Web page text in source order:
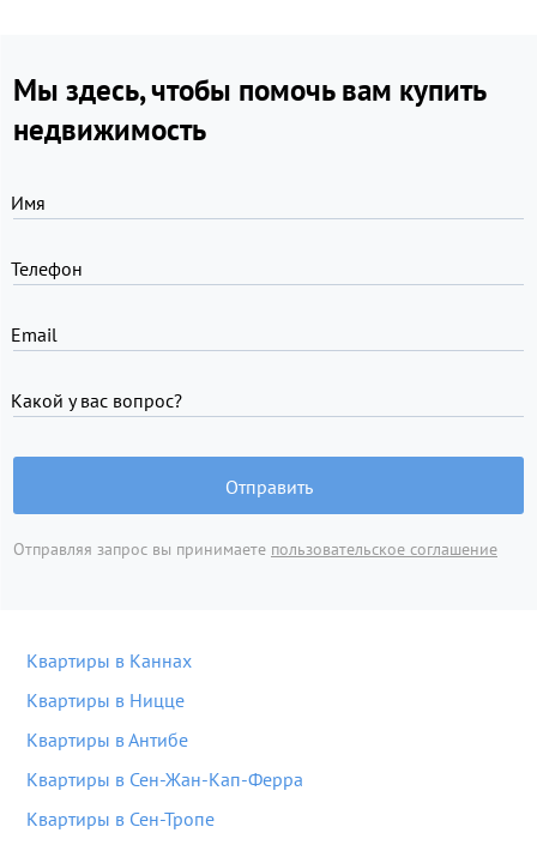
Мы здесь, чтобы помочь вам купить
недвижимость
Имя
Телефон
Email
Какой у вас вопрос?
Отправить
Отправляя запрос вы принимаете пользовательское соглашение
Квартиры в Каннах
Квартиры в Ницце
Квартиры в Антибе
Квартиры в Сен-Жан-Кап-Ферра
Квартиры в Сен-Тропе